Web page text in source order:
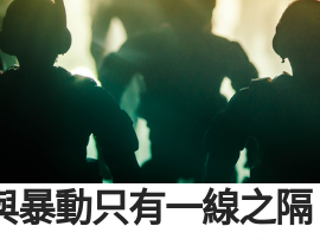
暴動只有一線之